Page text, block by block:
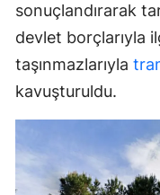
sonuçlandırarak
devlet borçlarıyla
taşınmazlarıyla
kavuşturuldu.